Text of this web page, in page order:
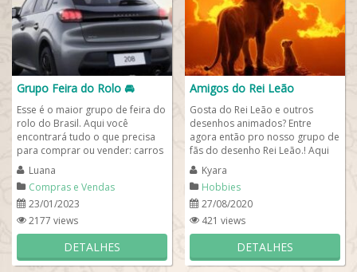
Grupo Feira do Rolo 🚘
Esse é o maior grupo de feira do
rolo do Brasil. Aqui você
encontrará tudo o que precisa
para comprar ou vender: carros
usados, motos usadas, roupas...
Luana
Compras e Vendas
23/01/2023
2177 views
DETALHES
Amigos do Rei Leão
Gosta do Rei Leão e outros
desenhos animados? Entre
agora então pro nosso grupo de
fãs do desenho Rei Leão.! Aqui
encontrará fãs por todo o Brasil
que tem...
Kyara
Hobbies
27/08/2020
421 views
DETALHES